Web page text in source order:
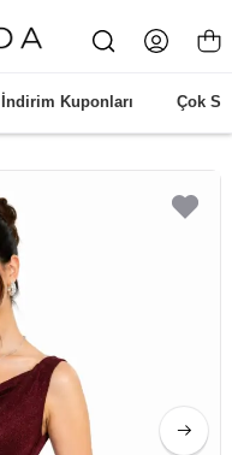
İndirim Kuponları Çok